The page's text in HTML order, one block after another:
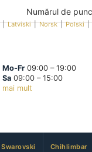
Numărul de
|Latviski|Norsk|Polski|
Mo-Fr09:00 – 19:00
Sa09:00 – 15:00
mai mult
Swarovski Chihlimbar